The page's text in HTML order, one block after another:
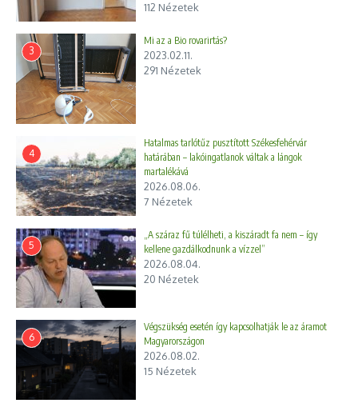
112 Nézetek
3
Mi az a Bio rovarirtás?
2023.02.11.
291 Nézetek
4
Hatalmas tarlótűz pusztított Székesfehérvár
határában – lakóingatlanok váltak a lángok
martalékává
2026.08.06.
7 Nézetek
5
„A száraz fű túlélheti, a kiszáradt fa nem – így
kellene gazdálkodnunk a vízzel”
2026.08.04.
20 Nézetek
6
Végszükség esetén így kapcsolhatják le az áramot
Magyarországon
2026.08.02.
15 Nézetek